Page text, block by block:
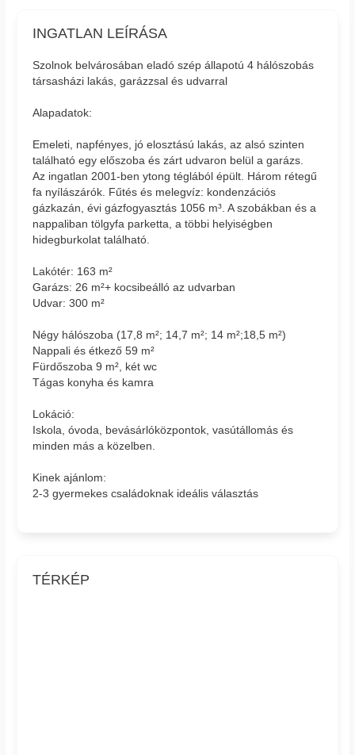
INGATLAN LEÍRÁSA
Szolnok belvárosában eladó szép állapotú 4 hálószobás
társasházi lakás, garázzsal és udvarral
Alapadatok:
Emeleti, napfényes, jó elosztású lakás, az alsó szinten
található egy előszoba és zárt udvaron belül a garázs.
Az ingatlan 2001-ben ytong téglából épült. Három rétegű
fa nyílászárók. Fűtés és melegvíz: kondenzációs
gázkazán, évi gázfogyasztás 1056 m³. A szobákban és a
nappaliban tölgyfa parketta, a többi helyiségben
hidegburkolat található.
Lakótér: 163 m²
Garázs: 26 m²+ kocsibeálló az udvarban
Udvar: 300 m²
Négy hálószoba (17,8 m²; 14,7 m²; 14 m²;18,5 m²)
Nappali és étkező 59 m²
Fürdőszoba 9 m², két wc
Tágas konyha és kamra
Lokáció:
Iskola, óvoda, bevásárlóközpontok, vasútállomás és
minden más a közelben.
Kinek ajánlom:
2-3 gyermekes családoknak ideális választás
TÉRKÉP